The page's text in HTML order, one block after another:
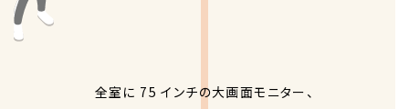
全室に 75 インチの大画面モニター、